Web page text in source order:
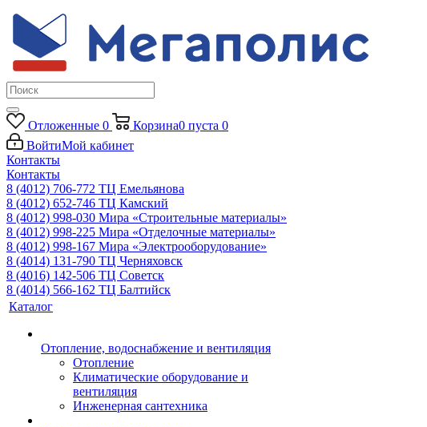
Отложенные 0 Корзина0 пуста 0
ВойтиМой кабинет
Контакты
Контакты
8 (4012) 706-772 ТЦ Емельянова
8 (4012) 652-746 ТЦ Камский
8 (4012) 998-030 Мира «Строительные материалы»
8 (4012) 998-225 Мира «Отделочные материалы»
8 (4012) 998-167 Мира «Электрооборудование»
8 (4014) 131-790 ТЦ Черняховск
8 (4016) 142-506 ТЦ Советск
8 (4014) 566-162 ТЦ Балтийск
Каталог
Отопление, водоснабжение и вентиляция
Отопление
Климатические оборудование и
вентиляция
Инженерная сантехника